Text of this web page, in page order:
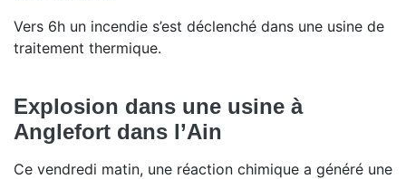
Vers 6h un incendie s’est déclenché dans une usine de
traitement thermique.
Explosion dans une usine à
Anglefort dans l’Ain
Ce vendredi matin, une réaction chimique a généré une